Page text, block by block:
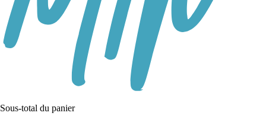
Sous-total du panier